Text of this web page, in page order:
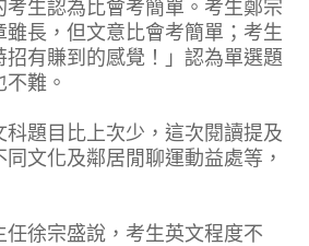
考生認為比會考簡單。考生鄭宗
長，但文意比會考簡單；考生
有賺到的感覺！」認為單選題
難。
科題目比上次少，這次閱讀提及
文化及鄰居閒聊運動益處等，
徐宗盛說，考生英文程度不